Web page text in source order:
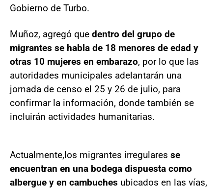
Gobierno de Turbo.
Muñoz, agregó que dentro del grupo de
migrantes se habla de 18 menores de edad y
otras 10 mujeres en embarazo, por lo que las
autoridades municipales adelantarán una
jornada de censo el 25 y 26 de julio, para
confirmar la información, donde también se
incluirán actividades humanitarias.
Actualmente,los migrantes irregulares se
encuentran en una bodega dispuesta como
albergue y en cambuches ubicados en las vías,